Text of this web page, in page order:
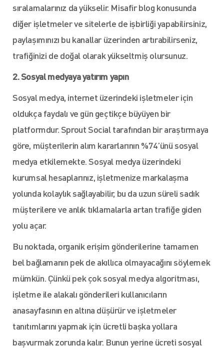
sıralamalarınız da yükselir. Misafir blog konusunda
diğer işletmeler ve sitelerle de işbirliği yapabilirsiniz,
paylaşımınızı bu kanallar üzerinden artırabilirseniz,
trafiğinizi de doğal olarak yükseltmiş olursunuz.
2. Sosyal medyaya yatırım yapın
Sosyal medya, internet üzerindeki işletmeler için
oldukça faydalı ve gün geçtikçe büyüyen bir
platformdur. Sprout Social tarafından bir araştırmaya
göre, müşterilerin alım kararlarının %74’ünü sosyal
medya etkilemekte. Sosyal medya üzerindeki
kurumsal hesaplarınız, işletmenize markalaşma
yolunda kolaylık sağlayabilir, bu da uzun süreli sadık
müşterilere ve anlık tıklamalarla artan trafiğe giden
yolu açar.
Bu noktada, organik erişim gönderilerine tamamen
bel bağlamanın pek de akıllıca olmayacağını söylemek
mümkün. Çünkü pek çok sosyal medya algoritması,
işletme ile alakalı gönderileri kullanıcıların
anasayfasının en altına düşürür ve işletmeler
tanıtımlarını yapmak için ücretli başka yollara
başvurmak zorunda kalır. Bunun yerine ücreti sosyal